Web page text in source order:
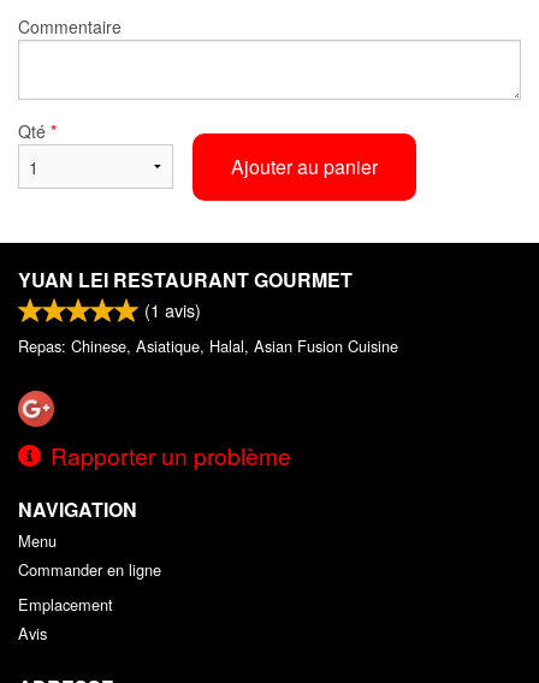
Commentaire
Qté *
Ajouter au panier
YUAN LEI RESTAURANT GOURMET
(1 avis)
Repas: Chinese, Asiatique, Halal, Asian Fusion Cuisine
Rapporter un problème
NAVIGATION
Menu
Commander en ligne
Emplacement
Avis